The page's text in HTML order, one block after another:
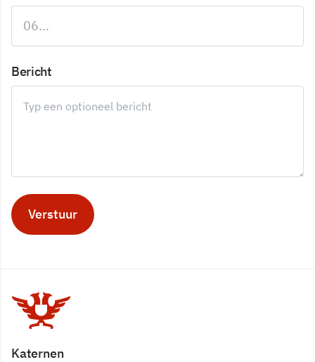
Bericht
Verstuur
Katernen